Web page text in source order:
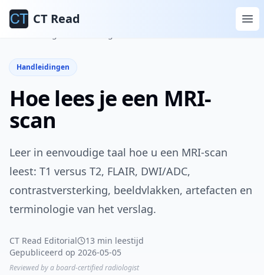
CT Read
Handleidingen
Hoe lees je een MRI-
scan
Leer in eenvoudige taal hoe u een MRI-scan
leest: T1 versus T2, FLAIR, DWI/ADC,
contrastversterking, beeldvlakken, artefacten en
terminologie van het verslag.
CT Read Editorial
13 min leestijd
Gepubliceerd op 2026-05-05
Reviewed by a board-certified radiologist